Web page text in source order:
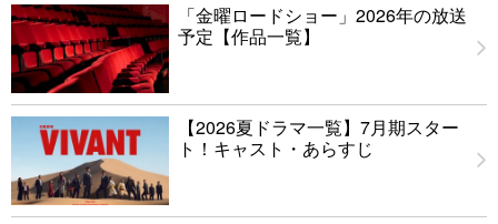
「金曜ロードショー」2026年の放送
予定【作品一覧】
【2026夏ドラマ一覧】7月期スター
ト！キャスト・あらすじ